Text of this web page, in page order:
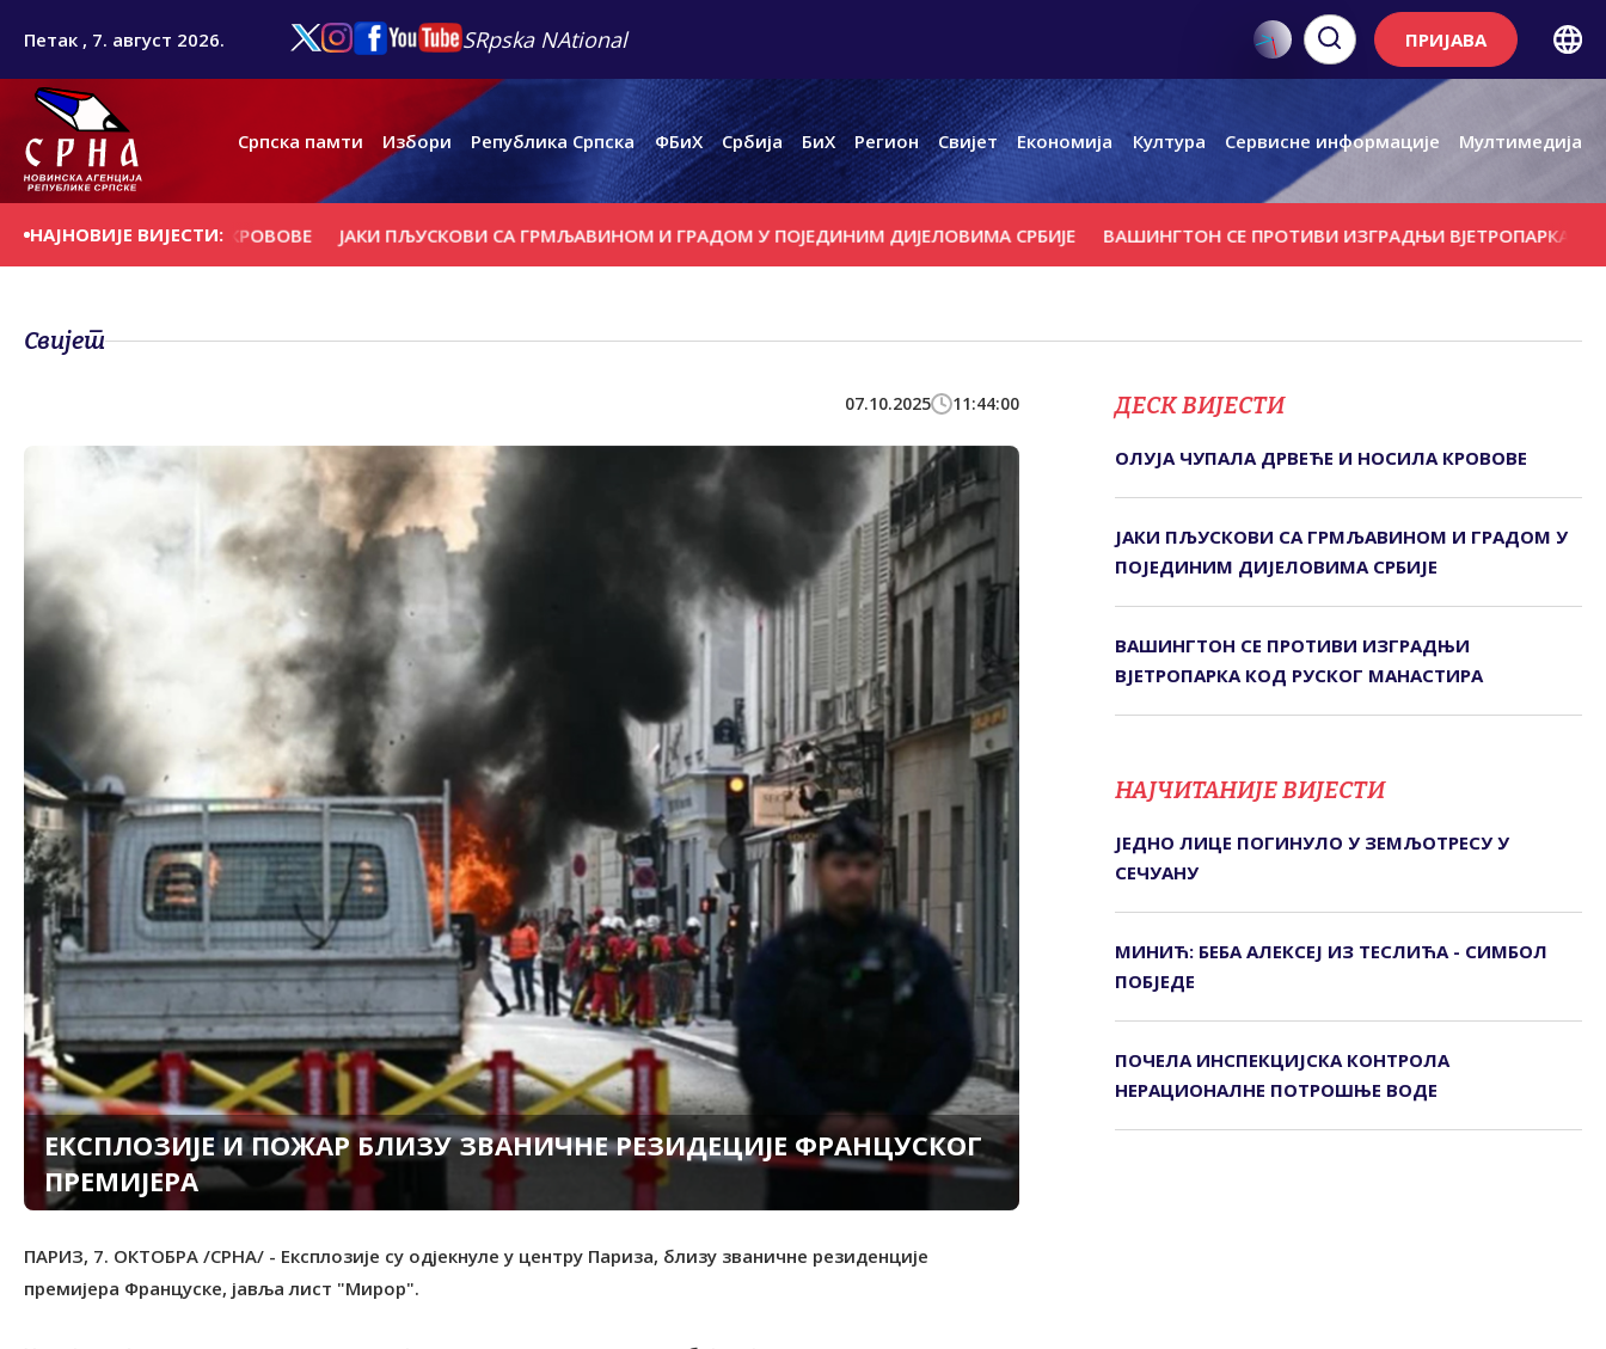
Петак , 7. август 2026. SRpska NAtional ПРИЈАВА
Српска памти Избори Република Српска ФБиХ Србија БиХ Регион Свијет Економија Култура Сервисне информације Мултимедија
НАЈНОВИЈЕ ВИЈЕСТИ:
И НОСИЛА КРОВОВЕ ЈАКИ ПЉУСКОВИ СА ГРМЉАВИНОМ И ГРАДОМ У ПОЈЕДИНИМ ДИЈЕЛОВИМА СРБИЈЕ ВАШИНГТОН СЕ ПРОТИВИ ИЗГРАДЊИ ВЈЕТРОПАРКА КОД
Свијет
07.10.2025 11:44:00
ЕКСПЛОЗИЈЕ И ПОЖАР БЛИЗУ ЗВАНИЧНЕ РЕЗИДЕЦИЈЕ ФРАНЦУСКОГ
ПРЕМИЈЕРА
ПАРИЗ, 7. ОКТОБРА /СРНА/ - Експлозије су одјекнуле у центру Париза, близу званичне резиденције
премијера Француске, јавља лист "Мирор".
ДЕСК ВИЈЕСТИ
ОЛУЈА ЧУПАЛА ДРВЕЋЕ И НОСИЛА КРОВОВЕ
ЈАКИ ПЉУСКОВИ СА ГРМЉАВИНОМ И ГРАДОМ У
ПОЈЕДИНИМ ДИЈЕЛОВИМА СРБИЈЕ
ВАШИНГТОН СЕ ПРОТИВИ ИЗГРАДЊИ
ВЈЕТРОПАРКА КОД РУСКОГ МАНАСТИРА
НАЈЧИТАНИЈЕ ВИЈЕСТИ
ЈЕДНО ЛИЦЕ ПОГИНУЛО У ЗЕМЉОТРЕСУ У
СЕЧУАНУ
МИНИЋ: БЕБА АЛЕКСЕЈ ИЗ ТЕСЛИЋА - СИМБОЛ
ПОБЈЕДЕ
ПОЧЕЛА ИНСПЕКЦИЈСКА КОНTРОЛА
НЕРАЦИОНАЛНЕ ПОTРОШЊЕ ВОДЕ